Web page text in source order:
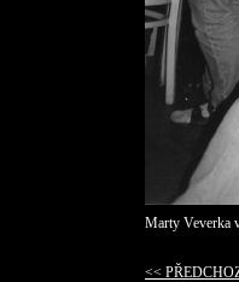
Marty Veverka
<<